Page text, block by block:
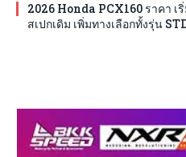
2026 Honda PCX160 ราคา เ
สเปกเดิม เพิ่มทางเลือกทั้งรุ่น